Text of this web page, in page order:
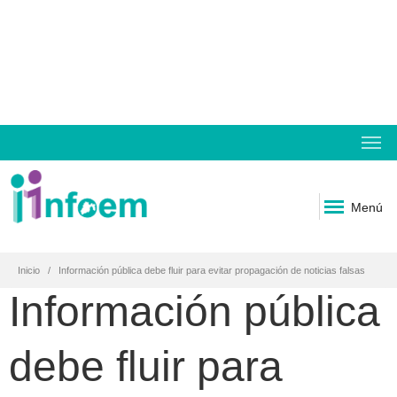
Menú
Inicio Información pública debe fluir para evitar propagación de noticias falsas
Información pública
debe fluir para